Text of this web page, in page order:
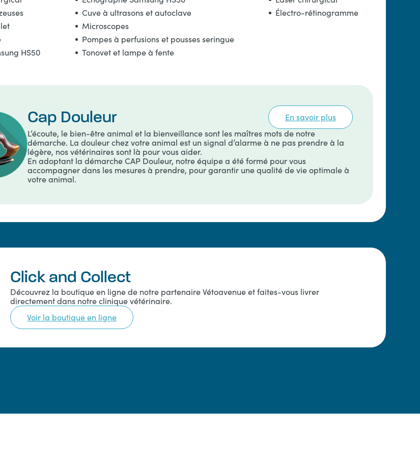
HS50
Cuve à ultrasons et autoclave
Microscopes
Pompes à perfusions et pousses seringue
Tonovet et lampe à fente
Électro-rétinogramme
Cap Douleur
En savoir plus
L’écoute, le bien-être animal et la bienveillance sont les maîtres mots de notre
démarche. La douleur chez votre animal est un signal d’alarme à ne pas prendre à la
légère, nos vétérinaires sont là pour vous aider.
En adoptant la démarche CAP Douleur, notre équipe a été formé pour vous
accompagner dans les mesures à prendre, pour garantir une qualité de vie optimale à
votre animal.
Click and Collect
Découvrez la boutique en ligne de notre partenaire Vétoavenue et faites-vous livrer
directement dans notre clinique vétérinaire.
Voir la boutique en ligne